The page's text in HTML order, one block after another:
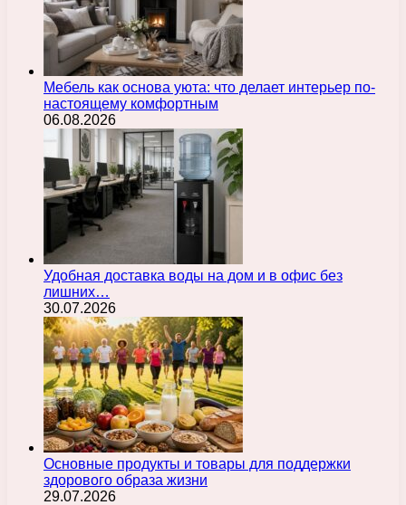
Мебель как основа уюта: что делает интерьер по-
настоящему комфортным
06.08.2026
Удобная доставка воды на дом и в офис без
лишних…
30.07.2026
Основные продукты и товары для поддержки
здорового образа жизни
29.07.2026